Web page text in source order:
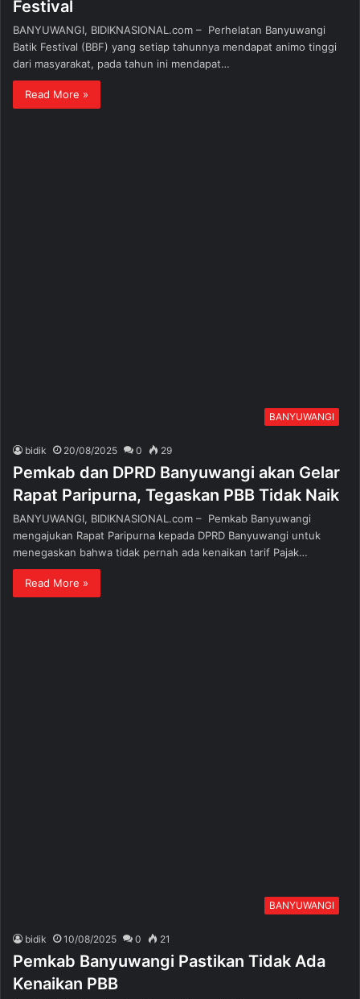
Festival
BANYUWANGI, BIDIKNASIONAL.com – Perhelatan Banyuwangi
Batik Festival (BBF) yang setiap tahunnya mendapat animo tinggi
dari masyarakat, pada tahun ini mendapat…
Read More »
BANYUWANGI
bidik 20/08/2025 0 29
Pemkab dan DPRD Banyuwangi akan Gelar
Rapat Paripurna, Tegaskan PBB Tidak Naik
BANYUWANGI, BIDIKNASIONAL.com – Pemkab Banyuwangi
mengajukan Rapat Paripurna kepada DPRD Banyuwangi untuk
menegaskan bahwa tidak pernah ada kenaikan tarif Pajak…
Read More »
BANYUWANGI
bidik 10/08/2025 0 21
Pemkab Banyuwangi Pastikan Tidak Ada
Kenaikan PBB